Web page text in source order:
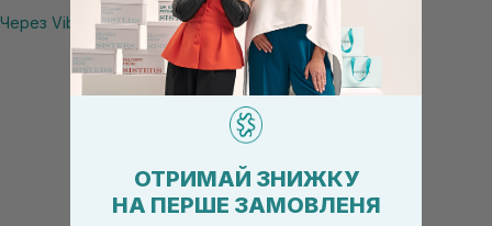
Через Viber
ОТРИМАЙ ЗНИЖКУ
НА ПЕРШЕ ЗАМОВЛЕНЯ